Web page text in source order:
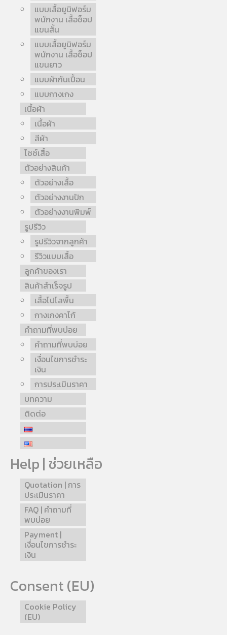
แบบเสื้อยูนิฟอร์ม
พนักงาน เสื้อช็อป
แขนสั้น
แบบเสื้อยูนิฟอร์ม
พนักงาน เสื้อช็อป
แขนยาว
แบบผ้ากันเปื้อน
แบบกางเกง
เนื้อผ้า
เนื้อผ้า
สีผ้า
ไซซ์เสื้อ
ตัวอย่างสินค้า
ตัวอย่างเสื้อ
ตัวอย่างงานปัก
ตัวอย่างงานพิมพ์
รูปรีวิว
รูปรีวิวจากลูกค้า
รีวิวแบบเสื้อ
ลูกค้าของเรา
สินค้าสำเร็จรูป
เสื้อโปโลพื้น
กางเกงคาโก้
คำถามที่พบบ่อย
คำถามที่พบบ่อย
เงื่อนไขการชำระ
เงิน
การประเมินราคา
บทความ
ติดต่อ
Help | ช่วยเหลือ
Quotation | การ
ประเมินราคา
FAQ | คำถามที่
พบบ่อย
Payment |
เงื่อนไขการชำระ
เงิน
Consent (EU)
Cookie Policy
(EU)